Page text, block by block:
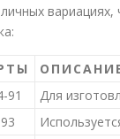
91
Для